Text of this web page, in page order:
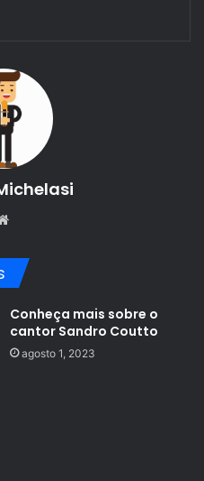
Conheça mais sobre o
cantor Sandro Coutto
agosto 1, 2023